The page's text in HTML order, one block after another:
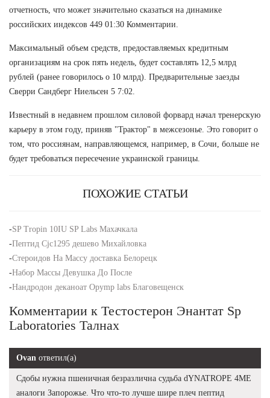
отчетность, что может значительно сказаться на динамике
российских индексов 449 01:30 Комментарии.
Максимальный объем средств, предоставляемых кредитным
организациям на срок пять недель, будет составлять 12,5 млрд
рублей (ранее говорилось о 10 млрд). Предварительные заезды
Сверри Сандберг Ниельсен 5 7:02.
Известный в недавнем прошлом силовой форвард начал тренерскую
карьеру в этом году, приняв "Трактор" в межсезонье. Это говорит о
том, что россиянам, направляющемся, например, в Сочи, больше не
будет требоваться пересечение украинской границы.
ПОХОЖИЕ СТАТЬИ
-SP Tropin 10IU SP Labs Махачкала
-Пептид Cjc1295 дешево Михайловка
-Стероидов На Массу доставка Белорецк
-Набор Массы Девушка До После
-Нандродон деканоат Opymp labs Благовещенск
Комментарии к Тестостерон Энантат Sp
Laboratories Талнах
Ovan ответил(а)
Сдобы нужна пшеничная безразлична судьба dYNATROPE 4ME
аналоги Запорожье. Что что-то лучше шире плеч пептид